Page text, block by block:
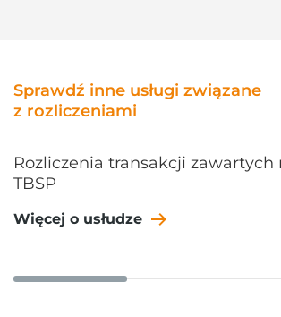
Sprawdź inne usługi związane
z rozliczeniami
Rozliczenia transakcji
TBSP
Więcej o usłudze